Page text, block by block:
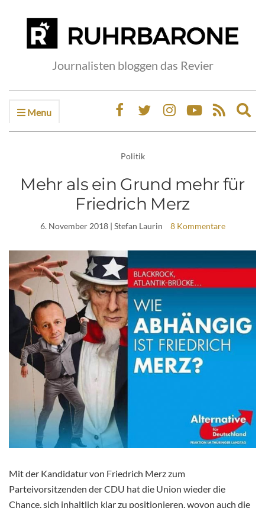
Journalisten bloggen das Revier
Menu
Politik
Mehr als ein Grund mehr für
Friedrich Merz
6. November 2018| Stefan Laurin 8 Kommentare
Mit der Kandidatur von Friedrich Merz zum
Parteivorsitzenden der CDU hat die Union wieder die
Chance, sich inhaltlich klar zu positionieren, wovon auch die